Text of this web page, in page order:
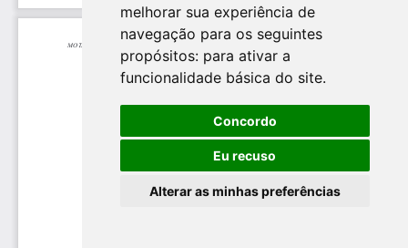
melhorar sua experiência de
navegação para os seguintes
propósitos: para ativar a
funcionalidade básica do site.
Concordo
Eu recuso
Alterar as minhas preferências